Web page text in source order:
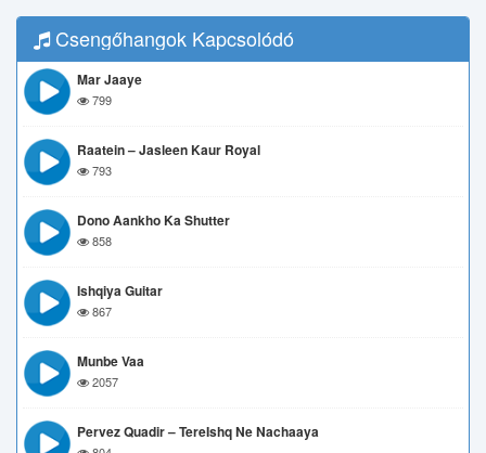
Csengőhangok Kapcsolódó
Mar Jaaye
799
Raatein – Jasleen Kaur Royal
793
Dono Aankho Ka Shutter
858
Ishqiya Guitar
867
Munbe Vaa
2057
Pervez Quadir – TereIshq Ne Nachaaya